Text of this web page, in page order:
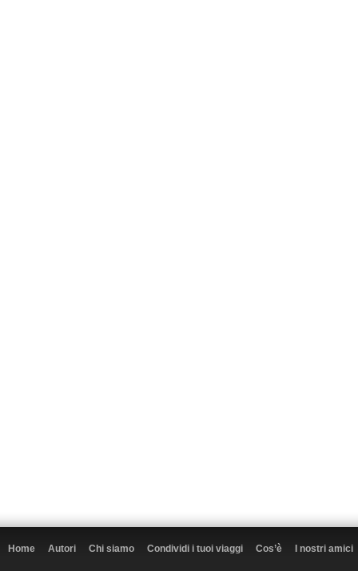
Home Autori Chi siamo Condividi i tuoi viaggi Cos’è I nostri amici